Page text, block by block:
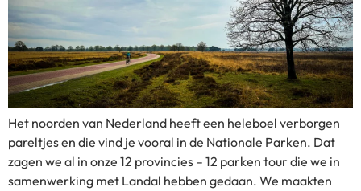
Het noorden van Nederland heeft een heleboel verborgen
pareltjes en die vind je vooral in de Nationale Parken. Dat
zagen we al in onze 12 provincies – 12 parken tour die we in
samenwerking met Landal hebben gedaan. We maakten